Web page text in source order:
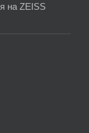
на ZEISS